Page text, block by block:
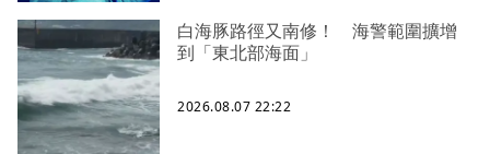
白海豚路徑又南修！ 海警範圍擴增
到「東北部海面」
2026.08.07 22:22